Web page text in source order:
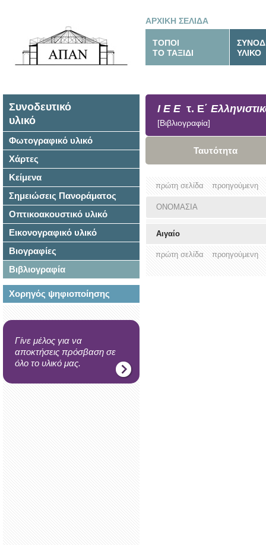
ΑΡΧΙΚΗ ΣΕΛΙΔΑ
ΤΟΠΟΙ
ΤΟ ΤΑΞΙΔΙ
ΥΛΙΚΟ
Συνοδευτικό
υλικό
Φωτογραφικό υλικό
Χάρτες
Κείμενα
Σημειώσεις Πανοράματος
Οπτικοακουστικό υλικό
Εικονογραφικό υλικό
Βιογραφίες
Βιβλιογραφία
Χορηγός ψηφιοποίησης
Γίνε μέλος για να
αποκτήσεις πρόσβαση σε
όλο το υλικό μας.
Ι Ε Ε τ. Ε΄
[Βιβλιογραφία]
Ταυτότητα
πρώτη σελίδα προηγούμενη
ΟΝΟΜΑΣΙΑ
Αιγαίο
πρώτη σελίδα προηγούμενη